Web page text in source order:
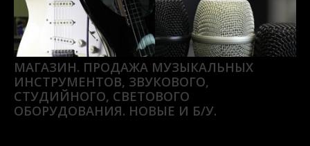
МАГАЗИН. ПРОДАЖА МУЗЫКАЛЬНЫХ
ИНСТРУМЕНТОВ, ЗВУКОВОГО,
СТУДИЙНОГО, СВЕТОВОГО
ОБОРУДОВАНИЯ. НОВЫЕ И Б/У.